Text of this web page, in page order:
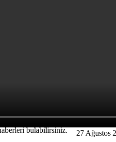
27 Ağustos
Türkiye'nin
bulabilirsiniz.